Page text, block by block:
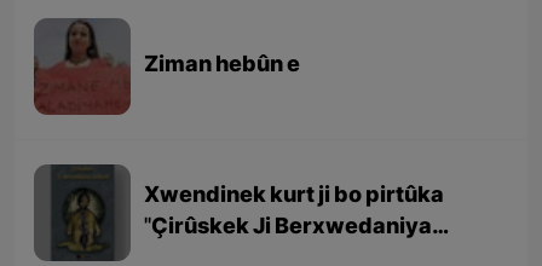
Ziman hebûn e
Xwendinek kurt ji bo pirtûka
''Çirûskek Ji Berxwedaniya